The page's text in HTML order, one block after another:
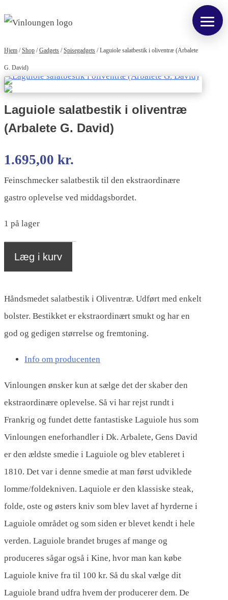
Hjem /Shop /Gadgets /Spisegadgets /Laguiole salatbestik i oliventræ (Arbalete
G. David)
Laguiole salatbestik i oliventræ
(Arbalete G. David)
1.695,00 kr.
Feinschmecker salatbestik til den ekstraordinære
gastro oplevelse ved middagsbordet.
1 på lager
oliventræ
(Arbalete
G.
Læg i kurv
Håndsmedet salatbestik i Oliventræ. Udført med enkelt
bolster. Bestikket er ekstraordinært smukt og har en
god og gedigen størrelse og fremtoning.
Info om producenten
Vinloungen ønsker kun at sælge det der skaber den
ekstraordinære oplevelse. Så vi har rejst rundt i
Frankrig og fundet dette fantastiske Laguiole hus som
Vinloungen eneforhandler i Dk. Arbalete, Gens David
er den ældste smedie i Laguiole og blev etableret i
1810. Det var i denne smedie at man først udviklede
lomme/foldekniven. Laquiole er den klassiske steak,
folde, oste og østers kniv som blev lavet af hyrderne i
Laguiole området og som siden er blevet kendt i hele
verden. Laguiole brandet bruges af mange og
produceres sågar også i Kine, hvor man kan købe
Laguiole knive fra til 100 kr. Så du skal vælge dit
Laguiole brand udfra hvem der producerer dem. De